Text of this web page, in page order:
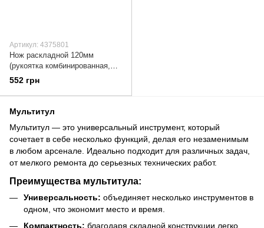
Артикул: 4375801
Нож раскладной 120мм
(рукоятка комбинированная,
металл-дерево) SIGMA
(4375801)
552 грн
Мультитул
Мультитул — это универсальный инструмент, который
сочетает в себе несколько функций, делая его незаменимым
в любом арсенале. Идеально подходит для различных задач,
от мелкого ремонта до серьезных технических работ.
Преимущества мультитула:
Универсальность: объединяет несколько инструментов в
одном, что экономит место и время.
Компактность: благодаря складной конструкции легко